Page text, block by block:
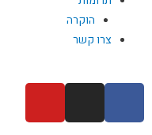
הוקרה
צרו קשר